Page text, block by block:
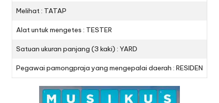
Melihat : TATAP
Alat untuk mengetes : TESTER
Satuan ukuran panjang (3 kaki) : YARD
Pegawai pamongpraja yang mengepalai daerah : RESIDEN